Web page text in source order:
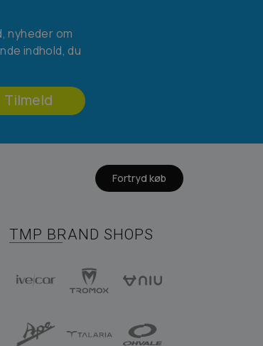
nyheder om
indhold, du
Tilmeld
Fortryd køb
TMP BRAND SHOPS